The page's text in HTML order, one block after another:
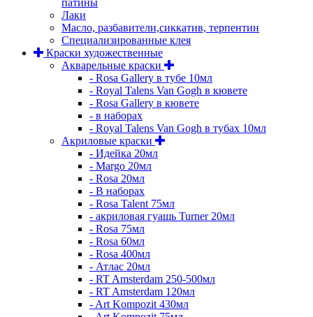
патины
Лаки
Масло, разбавители,сиккатив, терпентин
Специализированные клея
Краски художественные
Акварельные краски
- Rosa Gallery в тубе 10мл
- Royal Talens Van Gogh в кювете
- Rosa Gallery в кювете
- в наборах
- Royal Talens Van Gogh в тубах 10мл
Акриловые краски
- Идейка 20мл
- Margo 20мл
- Rosa 20мл
- В наборах
- Rosa Talent 75мл
- акриловая гуашь Turner 20мл
- Rosa 75мл
- Rosa 60мл
- Rosa 400мл
- Атлас 20мл
- RT Amsterdam 250-500мл
- RT Amsterdam 120мл
- Art Kompozit 430мл